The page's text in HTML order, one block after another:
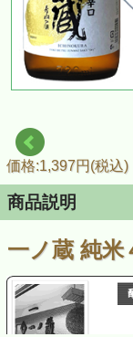
価格:1,397円(税込)
商品説明
一ノ蔵 純米